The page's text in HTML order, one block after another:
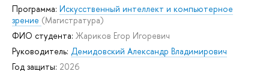
Программа: Искусственный интеллект и компьютерное
зрение (Магистратура)
ФИО студента: Жариков Егор Игоревич
Руководитель: Демидовский Александр Владимирович
Год защиты: 2026